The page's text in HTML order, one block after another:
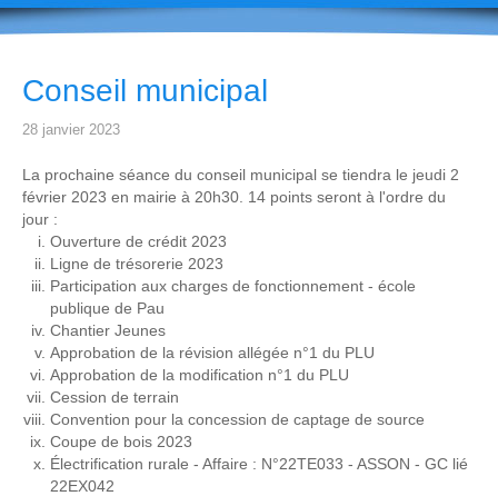
Conseil municipal
28 janvier 2023
La prochaine séance du conseil municipal se tiendra le jeudi 2
février 2023 en mairie à 20h30. 14 points seront à l'ordre du
jour :
Ouverture de crédit 2023
Ligne de trésorerie 2023
Participation aux charges de fonctionnement - école
publique de Pau
Chantier Jeunes
Approbation de la révision allégée n°1 du PLU
Approbation de la modification n°1 du PLU
Cession de terrain
Convention pour la concession de captage de source
Coupe de bois 2023
Électrification rurale - Affaire : N°22TE033 - ASSON - GC lié
22EX042